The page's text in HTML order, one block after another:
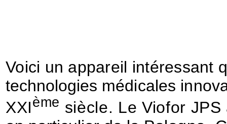
Voici un appareil intéressant
technologies médicales
XXIème siècle. Le Viofor